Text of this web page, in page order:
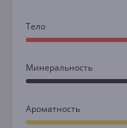
Тело
Минеральность
Ароматность